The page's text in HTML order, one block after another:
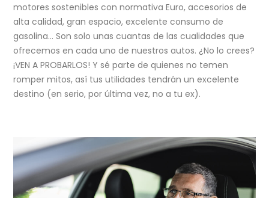
motores sostenibles con normativa Euro, accesorios de
alta calidad, gran espacio, excelente consumo de
gasolina… Son solo unas cuantas de las cualidades que
ofrecemos en cada uno de nuestros autos. ¿No lo crees?
¡VEN A PROBARLOS! Y sé parte de quienes no temen
romper mitos, así tus utilidades tendrán un excelente
destino (en serio, por última vez, no a tu ex).